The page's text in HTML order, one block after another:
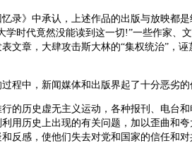
》中承认，上述作品的出版与放映都是
学时代竟然没能读到这一切!”一些作家、
文章，大肆攻击斯大林的“集权统治”，
中，新闻媒体和出版界起了十分恶劣的
历史虚无主义运动，各种报刊、电台和
用历史上出现的有关问题，加以歪曲和
反感，使他们失去对党和国家的信任和